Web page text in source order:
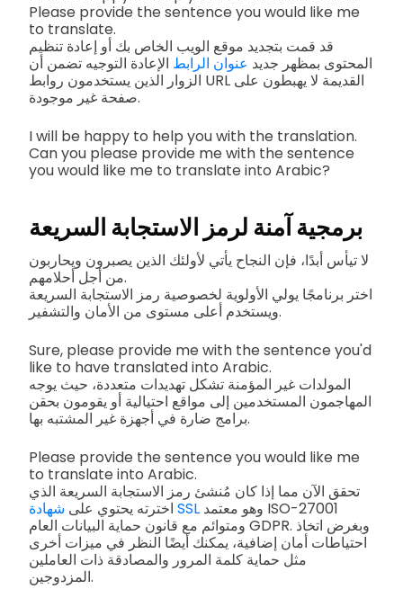
Please provide the sentence you would like me
to translate.
قد قمت بتجديد موقع الويب الخاص بك أو إعادة تنظيم
المحتوى بمظهر جديد عنوان الرابط الإعادة التوجيه تضمن أن
الزوار الذين يستخدمون روابط URL القديمة لا يهبطون على
صفحة غير موجودة.
I will be happy to help you with the translation.
Can you please provide me with the sentence
you would like me to translate into Arabic?
برمجية آمنة لرمز الاستجابة السريعة
لا تيأس أبدًا، فإن النجاح يأتي لأولئك الذين يصبرون ويحاربون
من أجل أحلامهم.
اختر برنامجًا يولي الأولوية لخصوصية رمز الاستجابة السريعة
ويستخدم أعلى مستوى من الأمان والتشفير.
Sure, please provide me with the sentence you'd
like to have translated into Arabic.
المولدات غير المؤمنة تشكل تهديدات متعددة، حيث يوجه
المهاجمون المستخدمين إلى مواقع احتيالية أو يقومون بحقن
برامج ضارة في أجهزة غير المشتبه بها.
Please provide the sentence you would like me
to translate into Arabic.
تحقق الآن مما إذا كان مُنشئ رمز الاستجابة السريعة الذي
اخترته يحتوي على شهادة SSL
ومتوائم مع قانون حماية البيانات العام GDPR. وبغرض اتخاذ
احتياطات أمان إضافية، يمكنك أيضًا النظر في ميزات أخرى
مثل حماية كلمة المرور والمصادقة ذات العاملين
المزدوجين.